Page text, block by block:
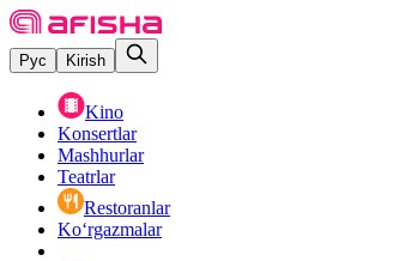
Рус Kirish
Kino
Konsertlar
Mashhurlar
Teatrlar
Restoranlar
Ko‘rgazmalar